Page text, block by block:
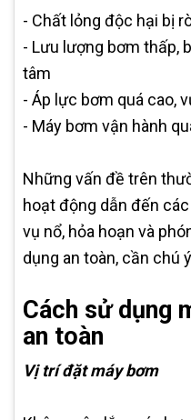
- Chất lỏng độc hại bị
- Lưu lượng bơm thấp,
tâm
- Áp lực bơm quá cao,
- Máy bơm vận hành
Những vấn đề trên
hoạt động dẫn đến
vụ nổ, hỏa hoạn và
dụng an toàn, cần chú
Cách sử dụng
an toàn
Vị trí đặt máy bơm